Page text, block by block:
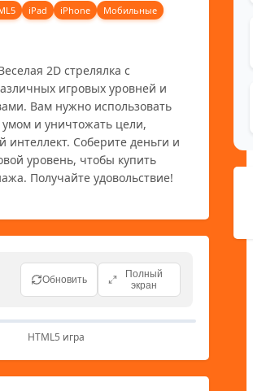
iPad iPhone Мобильные
2D стрелялка с
игровых уровней и
Вам нужно использовать
и уничтожать цели,
интеллект. Соберите деньги и
уровень, чтобы купить
Получайте удовольствие!
Обновить
Полный
экран
HTML5 игра